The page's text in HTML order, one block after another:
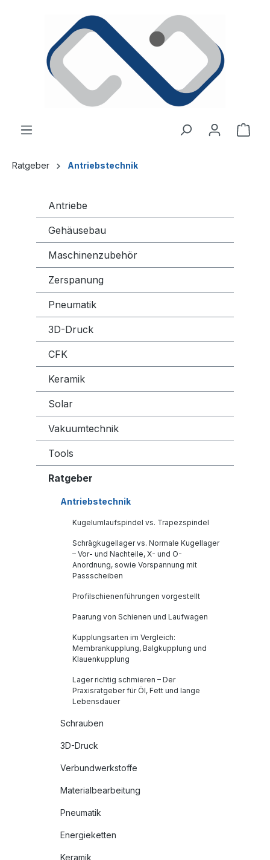
Ratgeber Antriebstechnik
Antriebe
Gehäusebau
Maschinenzubehör
Zerspanung
Pneumatik
3D-Druck
CFK
Keramik
Solar
Vakuumtechnik
Tools
Ratgeber
Antriebstechnik
Kugelumlaufspindel vs. Trapezspindel
Schrägkugellager vs. Normale Kugellager
– Vor- und Nachteile, X- und O-
Anordnung, sowie Vorspannung mit
Passscheiben
Profilschienenführungen vorgestellt
Paarung von Schienen und Laufwagen
Kupplungsarten im Vergleich:
Membrankupplung, Balgkupplung und
Klauenkupplung
Lager richtig schmieren – Der
Praxisratgeber für Öl, Fett und lange
Lebensdauer
Schrauben
3D-Druck
Verbundwerkstoffe
Materialbearbeitung
Pneumatik
Energieketten
Keramik